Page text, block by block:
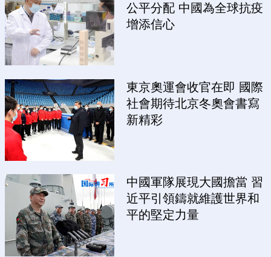
公平分配 中國為全球抗疫
增添信心
東京奧運會收官在即 國際
社會期待北京冬奧會書寫
新精彩
中國軍隊展現大國擔當 習
近平引領鑄就維護世界和
平的堅定力量